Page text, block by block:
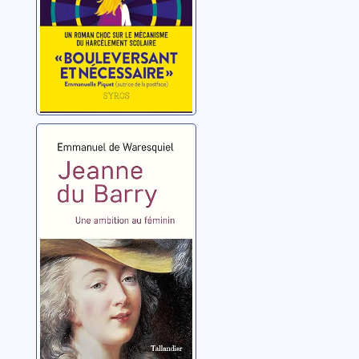
Jeanne du Barry:
une ambition au
féminin
Waresquiel, Emmanuel
de